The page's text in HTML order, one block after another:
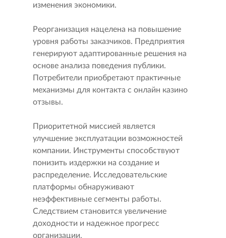
изменения экономики.
Реорганизация нацелена на повышение
уровня работы заказчиков. Предприятия
генерируют адаптированные решения на
основе анализа поведения публики.
Потребители приобретают практичные
механизмы для контакта с онлайн казино
отзывы.
Приоритетной миссией является
улучшение эксплуатации возможностей
компании. Инструменты способствуют
понизить издержки на создание и
распределение. Исследовательские
платформы обнаруживают
неэффективные сегменты работы.
Следствием становится увеличение
доходности и надежное прогресс
организации.